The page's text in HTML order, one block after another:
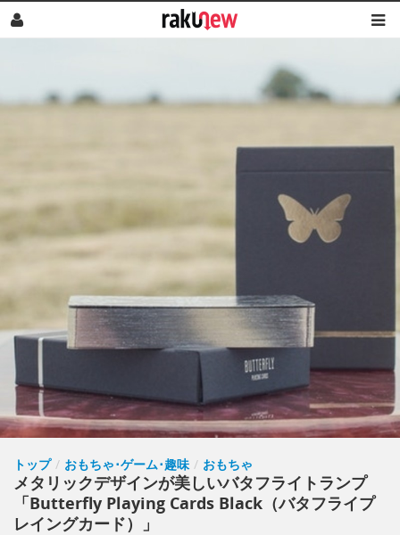
トップ / おもちゃ･ゲーム･趣味 / おもちゃ
メタリックデザインが美しいバタフライトランプ
「Butterfly Playing Cards Black（バタフライプ
レイングカード）」